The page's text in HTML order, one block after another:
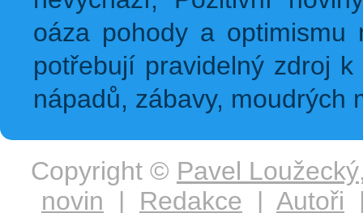
oáza pohody a
potřebují pravidelný zdroj
nápadů, zábavy, moudrých
Copyright © Pavel Loužecký
novin | Redakce | Autoři